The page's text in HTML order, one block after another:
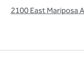
2100 East Mariposa